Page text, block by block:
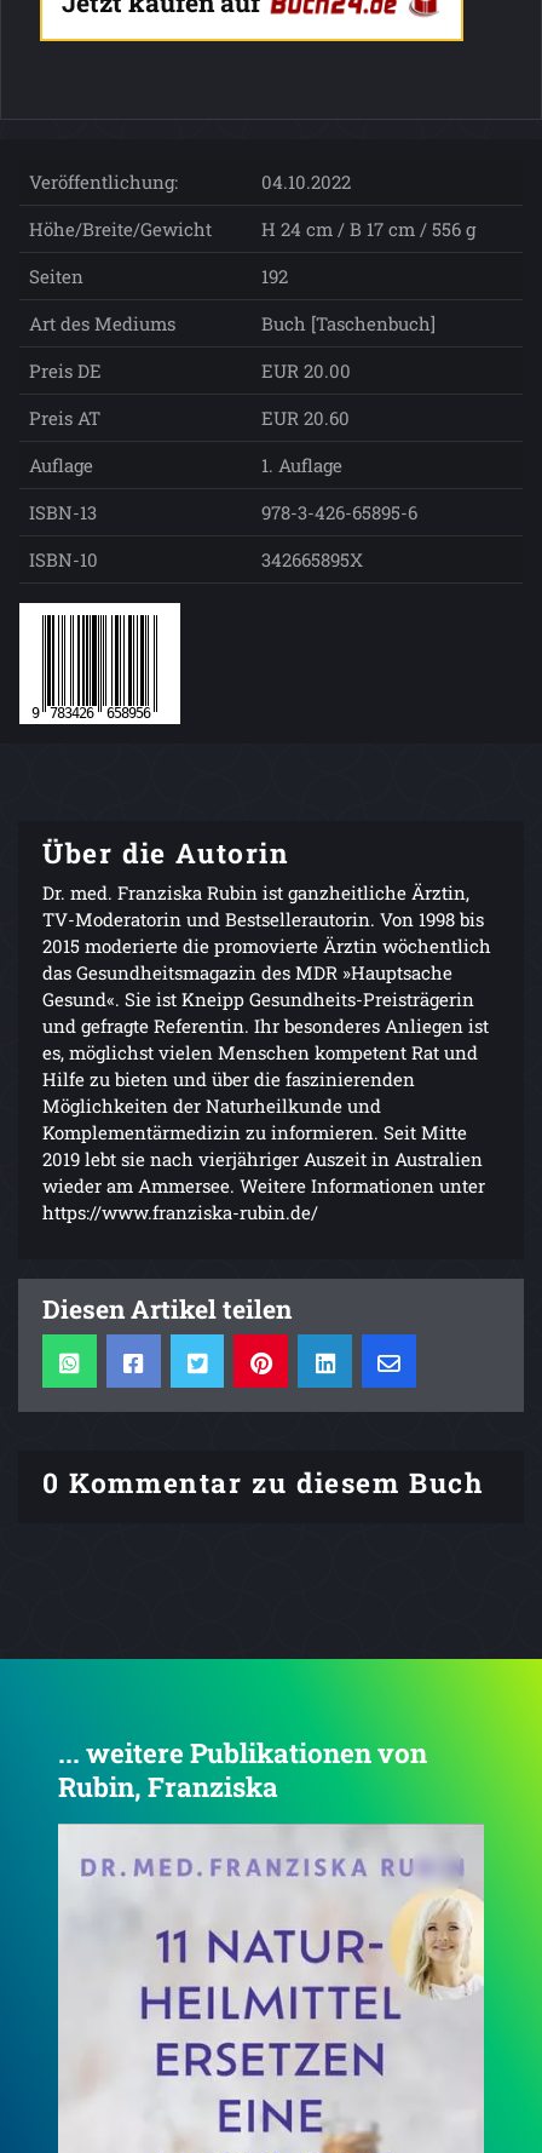
Veröffentlichung:
04.10.2022
Höhe/Breite/Gewicht
H 24 cm / B 17 cm / 556 g
Seiten
192
Art des Mediums
Buch [Taschenbuch]
Preis DE
EUR 20.00
Preis AT
EUR 20.60
Auflage
1. Auflage
ISBN-13
978-3-426-65895-6
ISBN-10
342665895X
Über die Autorin
Dr. med. Franziska Rubin ist ganzheitliche Ärztin,
TV-Moderatorin und Bestsellerautorin. Von 1998 bis
2015 moderierte die promovierte Ärztin wöchentlich
das Gesundheitsmagazin des MDR »Hauptsache
Gesund«. Sie ist Kneipp Gesundheits-Preisträgerin
und gefragte Referentin. Ihr besonderes Anliegen ist
es, möglichst vielen Menschen kompetent Rat und
Hilfe zu bieten und über die faszinierenden
Möglichkeiten der Naturheilkunde und
Komplementärmedizin zu informieren. Seit Mitte
2019 lebt sie nach vierjähriger Auszeit in Australien
wieder am Ammersee. Weitere Informationen unter
https://www.franziska-rubin.de/
Diesen Artikel teilen
0 Kommentar zu diesem Buch
... weitere Publikationen von
Rubin, Franziska